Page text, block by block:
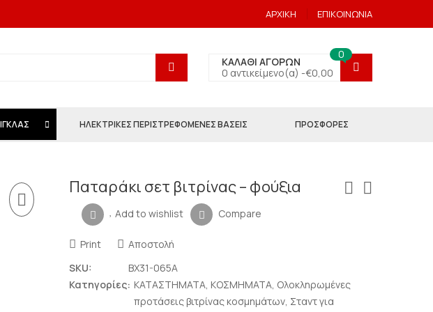
ΑΡΧΙΚΗ ΕΠΙΚΟΙΝΩΝΙΑ
ΚΑΛΑΘΙ ΑΓΟΡΩΝ
0 αντικείμενο(α) -€0,00
0
ΗΛΕΚΤΡΙΚΕΣ ΠΕΡΙΣΤΡΕΦΟΜΕΝΕΣ ΒΑΣΕΙΣ ΠΡΟΣΦΟΡΕΣ
Παταράκι σετ βιτρίνας – φούξια
Add to wishlist Compare
Print
Αποστολή
SKU:
BX31-065A
Κατηγορίες: ΚΑΤΑΣΤΗΜΑΤΑ, ΚΟΣΜΗΜΑΤΑ, Ολοκληρωμένες
προτάσεις βιτρίνας κοσμημάτων, Σταντ για